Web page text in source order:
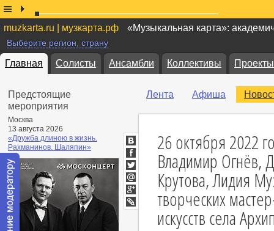
muzkarta.ru | музкарта.рф «Музыкальная карта»:
Выберите регион, страну
Главная Солисты Ансамбли Коллективы Проекты
Предстоящие
мероприятия
Москва
13 августа 2026
«Дружба длиною в жизнь.
Рахманинов. Шаляпин»
Лента Афиша
26 октября 2022
Владимир Огнёв,
Крутова, Лидия
творческих
искусств села
ВКонтакте
Facebook
Twitter
Мой
Мир
Google+
LiveJournal